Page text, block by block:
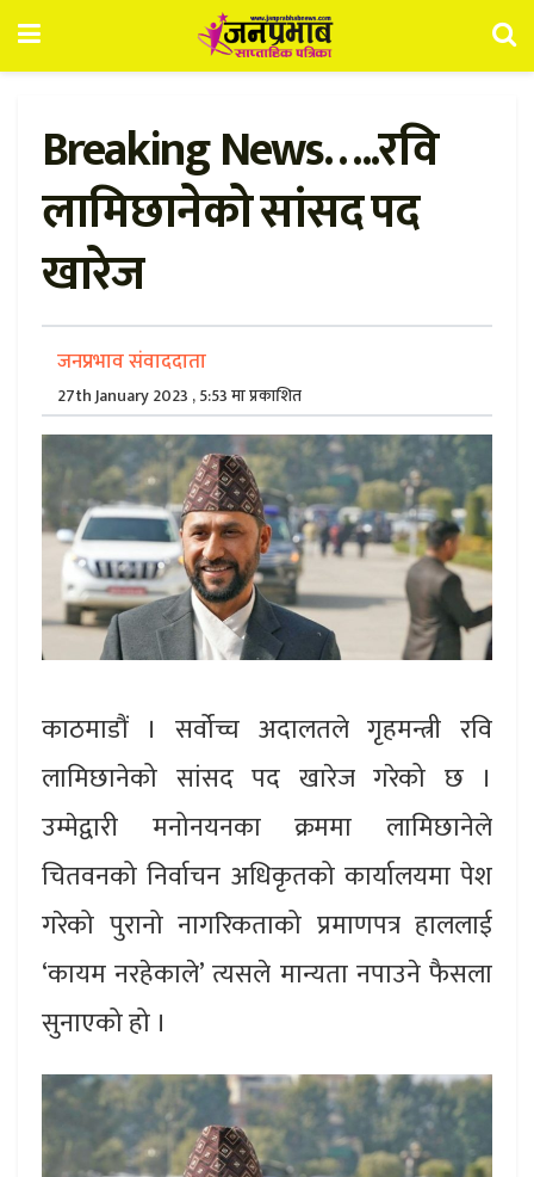
Breaking News…..रवि
लामिछानेको सांसद पद
खारेज
जनप्रभाव संवाददाता
27th January 2023 , 5:53 मा प्रकाशित
काठमाडौं । सर्वोच्च अदालतले गृहमन्त्री रवि
लामिछानेको सांसद पद खारेज गरेको छ ।
उम्मेद्वारी मनोनयनका क्रममा लामिछानेले
चितवनको निर्वाचन अधिकृतको कार्यालयमा पेश
गरेको पुरानो नागरिकताको प्रमाणपत्र हाललाई
‘कायम नरहेकाले’ त्यसले मान्यता नपाउने फैसला
सुनाएको हो ।